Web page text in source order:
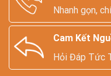
Nhanh gọn,
Cam Kết
Hỏi Đáp Tức